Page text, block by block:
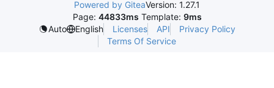
Powered by GiteaVersion: 1.27.1
Page: 44833ms Template: 9ms
Auto
English Licenses API
Privacy Policy
Terms Of Service